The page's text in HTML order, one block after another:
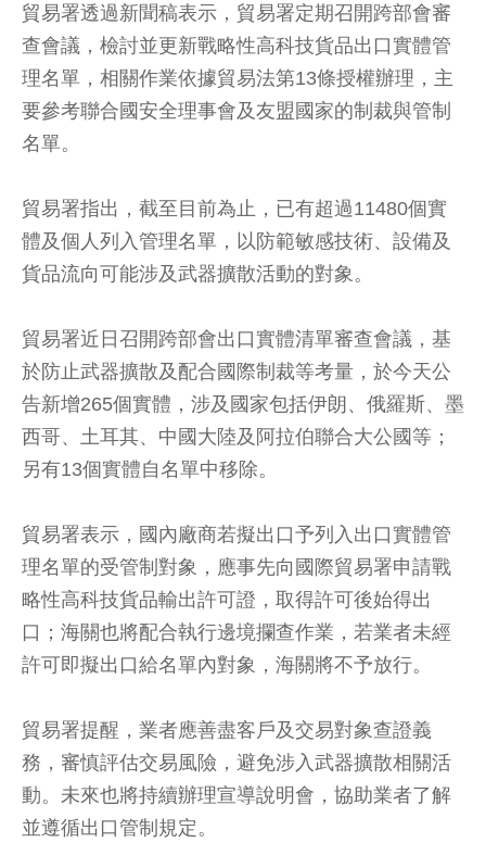
貿易署透過新聞稿表示，貿易署定期召開跨部會審
查會議，檢討並更新戰略性高科技貨品出口實體管
理名單，相關作業依據貿易法第13條授權辦理，主
要參考聯合國安全理事會及友盟國家的制裁與管制
名單。
貿易署指出，截至目前為止，已有超過11480個實
體及個人列入管理名單，以防範敏感技術、設備及
貨品流向可能涉及武器擴散活動的對象。
貿易署近日召開跨部會出口實體清單審查會議，基
於防止武器擴散及配合國際制裁等考量，於今天公
告新增265個實體，涉及國家包括伊朗、俄羅斯、墨
西哥、土耳其、中國大陸及阿拉伯聯合大公國等；
另有13個實體自名單中移除。
貿易署表示，國內廠商若擬出口予列入出口實體管
理名單的受管制對象，應事先向國際貿易署申請戰
略性高科技貨品輸出許可證，取得許可後始得出
口；海關也將配合執行邊境攔查作業，若業者未經
許可即擬出口給名單內對象，海關將不予放行。
貿易署提醒，業者應善盡客戶及交易對象查證義
務，審慎評估交易風險，避免涉入武器擴散相關活
動。未來也將持續辦理宣導說明會，協助業者了解
並遵循出口管制規定。